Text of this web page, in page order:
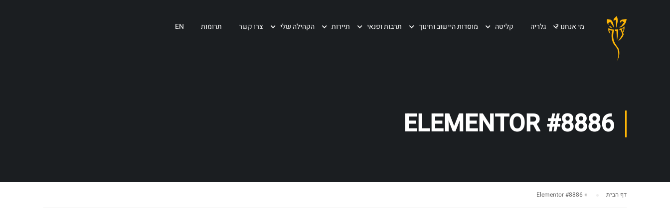
מי אנחנו ? גלריה קליטה מוסדות היישוב וחינוך תרבות ופנאי תיירות הקהילה שלי צרו קשר תרומות EN
ELEMENTOR #8886
דף הבית »
Elementor #8886